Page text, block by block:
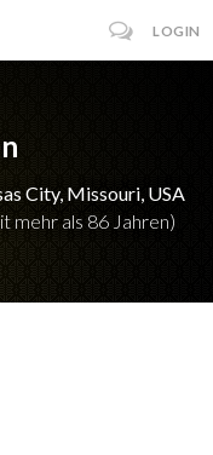
LOGIN
City, Missouri, USA
mehr als 86 Jahren)